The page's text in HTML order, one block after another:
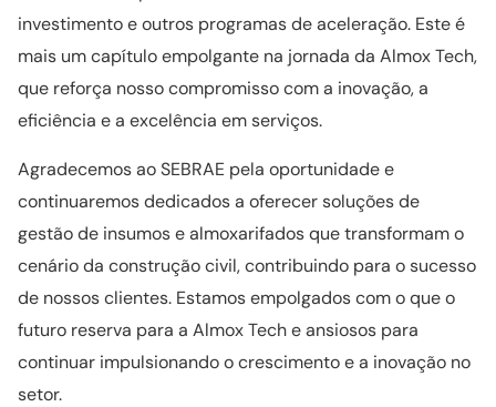
investimento e outros programas de aceleração. Este é
mais um capítulo empolgante na jornada da Almox Tech,
que reforça nosso compromisso com a inovação, a
eficiência e a excelência em serviços.
Agradecemos ao SEBRAE pela oportunidade e
continuaremos dedicados a oferecer soluções de
gestão de insumos e almoxarifados que transformam o
cenário da construção civil, contribuindo para o sucesso
de nossos clientes. Estamos empolgados com o que o
futuro reserva para a Almox Tech e ansiosos para
continuar impulsionando o crescimento e a inovação no
setor.